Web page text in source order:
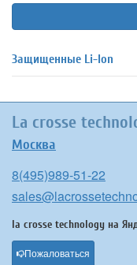
Защищенные Li-Ion
La crosse
Москва
8(495)989-51-22
la crosse technology на
Пожаловаться